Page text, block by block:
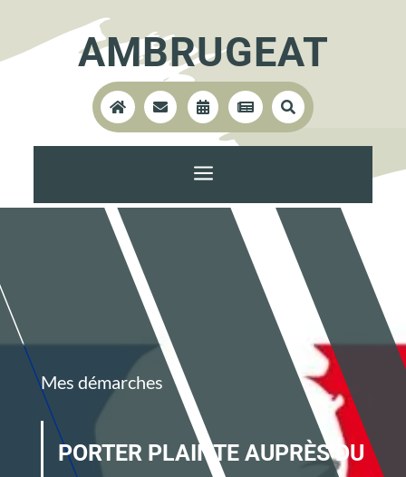
AMBRUGEAT
    
a
Mes démarches
PORTER PLAINTE AUPRÈS DU